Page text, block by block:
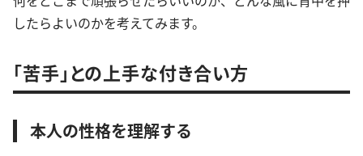
したらよいのかを考えてみます。
「苦手」との上手な付き合い方
本人の性格を理解する